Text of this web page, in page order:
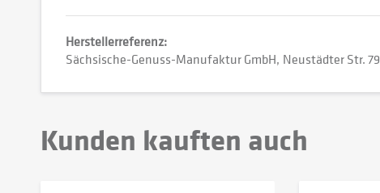
Herstellerreferenz:
Sächsische-Genuss-Manufaktur GmbH Neustädter Str. 79
Kunden kauften auch